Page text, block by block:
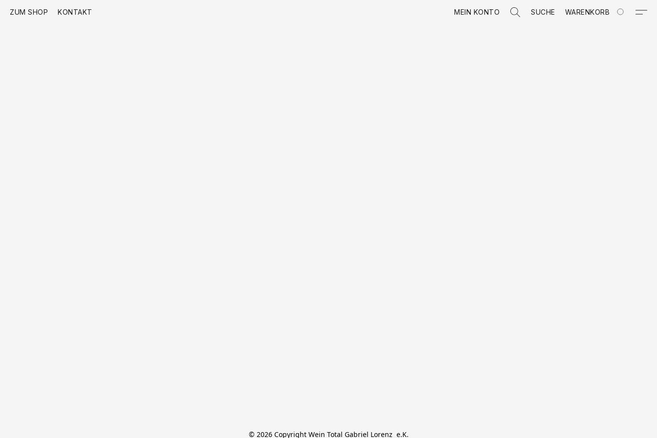
ZUM SHOP KONTAKT MEIN KONTO SUCHE WARENKORB
© 2026 Copyright Wein Total Gabriel Lorenz  e.K.